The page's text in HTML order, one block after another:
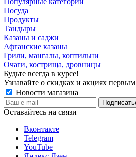
Посуда
Продукты
Тандыры
Казаны и саджи
Афганские казаны
Грили, мангалы, коптильни
Очаги, кострища, дровницы
Будьте всегда в курсе!
Узнавайте о скидках и акциях первым
Новости магазина
Оставайтесь на связи
Вконтакте
Telegram
YouTube